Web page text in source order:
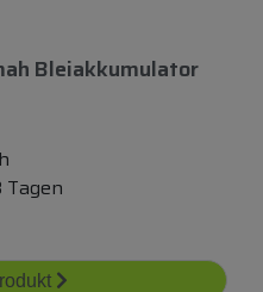
Bleiakkumulator